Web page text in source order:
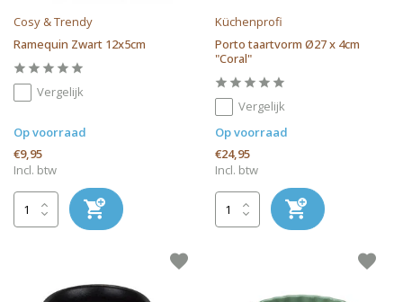
Cosy & Trendy
Ramequin Zwart 12x5cm
Vergelijk
Op voorraad
€9,95
Incl. btw
Küchenprofi
Porto taartvorm Ø27 x 4cm
"Coral"
Vergelijk
Op voorraad
€24,95
Incl. btw